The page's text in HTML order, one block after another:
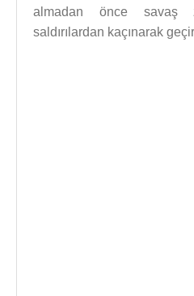
almadan önce savaş
saldırılardan kaçınarak